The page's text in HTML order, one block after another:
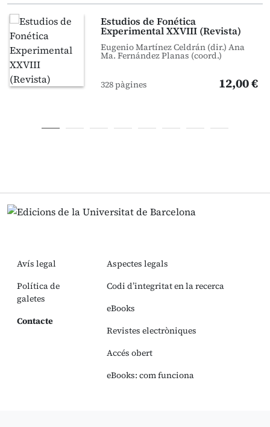
Estudios de Fonética
Experimental XXVIII (Revista)
Eugenio Martínez Celdrán (dir.) Ana
Ma. Fernández Planas (coord.)
328 pàgines 12,00 €
Avís legal
Política de
galetes
Contacte
Aspectes legals
Codi d’integritat en la recerca
eBooks
Revistes electròniques
Accés obert
eBooks: com funciona